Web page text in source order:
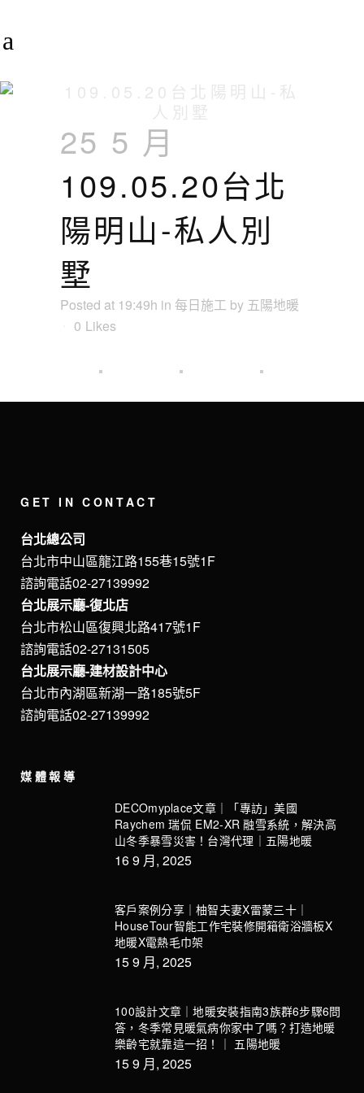
25 5 月
109.05.20台北
陽明山-私人別
墅
Posted at 19:49h in 每日施工 by 五陽地暖
0 Likes
GET IN CONTACT
台北總公司
台北市中山區龍江路155巷15號1F
諮詢電話02-27139992
台北展示廳-復北店
台北市松山區復興北路417號1F
諮詢電話02-27131505
台北展示廳-建材設計中心
台北市內湖區新湖一路185號5F
諮詢電話02-27139992
媒體報導
DECOmyplace文章｜「專訪」美國
Raychem 瑞侃 EM2-XR 融雪系統，解決高
山冬季暴雪災害！台灣代理｜五陽地暖
16 9 月, 2025
客戶案例分享｜柚智夫妻X雷蒙三十｜
HouseTour智能工作宅裝修開箱衛浴牆板X
地暖X電熱毛巾架
15 9 月, 2025
100設計文章｜地暖安裝指南3族群6步驟6問
答，冬季常見暖氣病你家中了嗎？打造地暖
樂齡宅就靠這一招！｜ 五陽地暖
15 9 月, 2025